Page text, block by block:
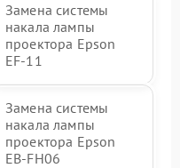
Замена системы
накала лампы
проектора Epson
EF-11
Замена системы
накала лампы
проектора Epson
EB-FH06